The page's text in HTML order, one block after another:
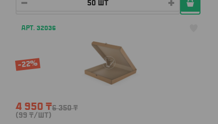
АРТ. 32036
-22%
4 950 ₸6 350₸
(99 ₸/ШТ)